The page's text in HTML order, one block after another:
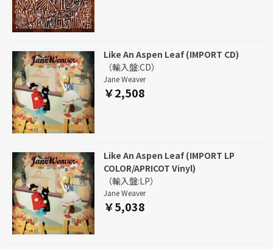
Like An Aspen Leaf (IMPORT CD)
（輸入盤:CD）
Jane Weaver
￥2,508
Like An Aspen Leaf (IMPORT LP
COLOR/APRICOT Vinyl)
（輸入盤:LP）
Jane Weaver
￥5,038